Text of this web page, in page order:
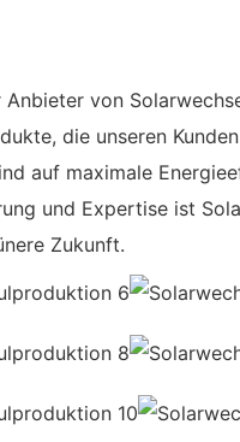
von
die unseren
auf maximale
und Expertise ist
Zukunft.